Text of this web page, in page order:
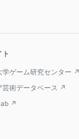
学ゲーム研究センター ↗
芸術データベース ↗
↗